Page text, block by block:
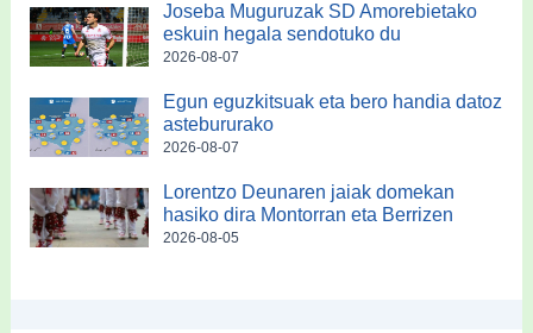
Joseba Muguruzak SD Amorebietako
eskuin hegala sendotuko du
2026-08-07
Egun eguzkitsuak eta bero handia datoz
astebururako
2026-08-07
Lorentzo Deunaren jaiak domekan
hasiko dira Montorran eta Berrizen
2026-08-05